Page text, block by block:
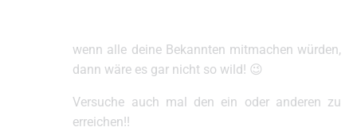
wenn alle deine Bekannten mitmachen würden,
dann wäre es gar nicht so wild! 😉
Versuche auch mal den ein oder anderen zu
erreichen!!